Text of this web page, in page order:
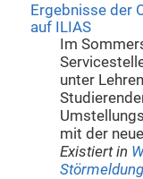
Ergebnisse der
auf ILIAS
Im
unter
mit der
Existiert in